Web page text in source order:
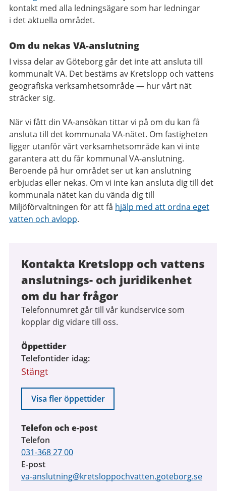
kontakt med alla ledningsägare som har ledningar
i det aktuella området.
Om du nekas VA-anslutning
I vissa delar av Göteborg går det inte att ansluta till
kommunalt VA. Det bestäms av Kretslopp och vattens
geografiska verksamhetsområde — hur vårt nät
sträcker sig.
När vi fått din VA-ansökan tittar vi på om du kan få
ansluta till det kommunala VA-nätet. Om fastigheten
ligger utanför vårt verksamhetsområde kan vi inte
garantera att du får kommunal VA-anslutning.
Beroende på hur området ser ut kan anslutning
erbjudas eller nekas. Om vi inte kan ansluta dig till det
kommunala nätet kan du vända dig till
Miljöförvaltningen för att få hjälp med att ordna eget
vatten och avlopp.
Kontakta Kretslopp och vattens
anslutnings- och juridikenhet
om du har frågor
Telefonnumret går till vår kundservice som
kopplar dig vidare till oss.
Öppettider
Telefontider idag
Stängt
Visa fler öppettider
Telefon och e-post
Telefon
031-368 27 00
E-post
va-anslutning@kretsloppochvatten.goteborg.se